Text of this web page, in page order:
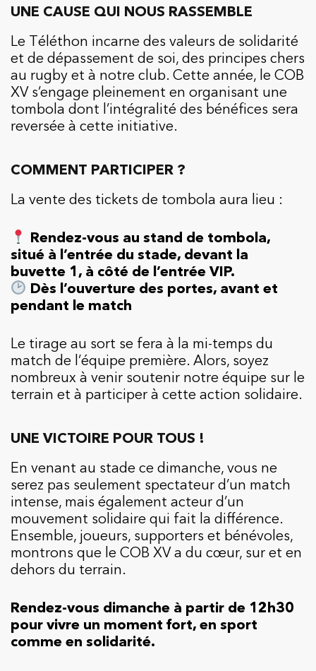
UNE CAUSE QUI NOUS RASSEMBLE
Le Téléthon incarne des valeurs de solidarité
et de dépassement de soi, des principes chers
au rugby et à notre club. Cette année, le COB
XV s’engage pleinement en organisant une
tombola dont l’intégralité des bénéfices sera
reversée à cette initiative.
COMMENT PARTICIPER ?
La vente des tickets de tombola aura lieu :
Rendez-vous au stand de tombola,
situé à l’entrée du stade, devant la
buvette 1, à côté de l’entrée VIP.
Dès l’ouverture des portes, avant et
pendant le match
Le tirage au sort se fera à la mi-temps du
match de l’équipe première. Alors, soyez
nombreux à venir soutenir notre équipe sur le
terrain et à participer à cette action solidaire.
UNE VICTOIRE POUR TOUS !
En venant au stade ce dimanche, vous ne
serez pas seulement spectateur d’un match
intense, mais également acteur d’un
mouvement solidaire qui fait la différence.
Ensemble, joueurs, supporters et bénévoles,
montrons que le COB XV a du cœur, sur et en
dehors du terrain.
Rendez-vous dimanche à partir de 12h30
pour vivre un moment fort, en sport
comme en solidarité.